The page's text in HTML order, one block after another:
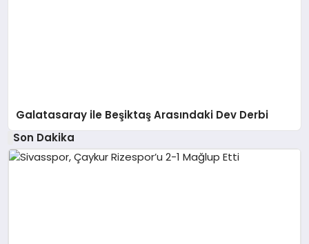
Galatasaray ile Beşiktaş Arasındaki Dev Derbi
Son Dakika